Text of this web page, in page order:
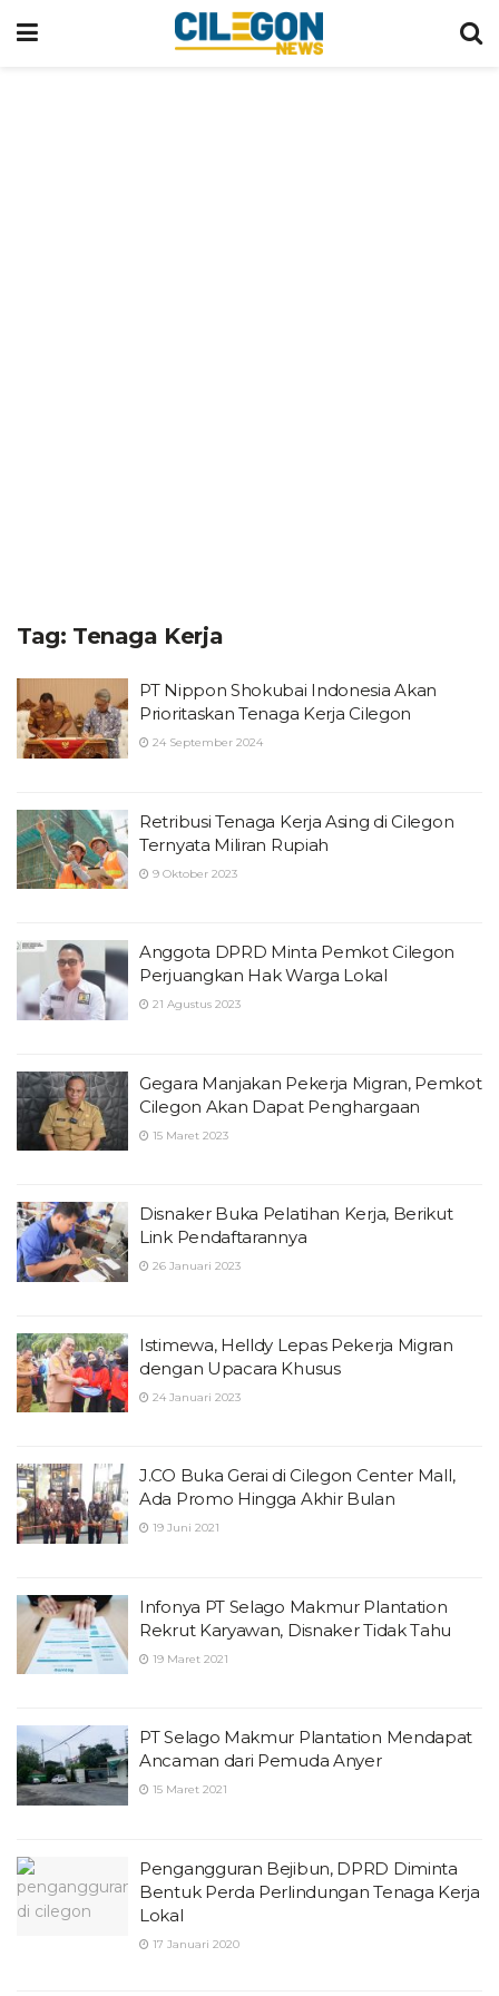
Tag: Tenaga Kerja
PT Nippon Shokubai Indonesia Akan
Prioritaskan Tenaga Kerja Cilegon
24 September 2024
Retribusi Tenaga Kerja Asing di Cilegon
Ternyata Miliran Rupiah
9 Oktober 2023
Anggota DPRD Minta Pemkot Cilegon
Perjuangkan Hak Warga Lokal
21 Agustus 2023
Gegara Manjakan Pekerja Migran, Pemkot
Cilegon Akan Dapat Penghargaan
15 Maret 2023
Disnaker Buka Pelatihan Kerja, Berikut
Link Pendaftarannya
26 Januari 2023
Istimewa, Helldy Lepas Pekerja Migran
dengan Upacara Khusus
24 Januari 2023
J.CO Buka Gerai di Cilegon Center Mall,
Ada Promo Hingga Akhir Bulan
19 Juni 2021
Infonya PT Selago Makmur Plantation
Rekrut Karyawan, Disnaker Tidak Tahu
19 Maret 2021
PT Selago Makmur Plantation Mendapat
Ancaman dari Pemuda Anyer
15 Maret 2021
Pengangguran Bejibun, DPRD Diminta
Bentuk Perda Perlindungan Tenaga Kerja
Lokal
17 Januari 2020